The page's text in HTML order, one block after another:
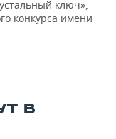
ключ»,
конкурса имени
В